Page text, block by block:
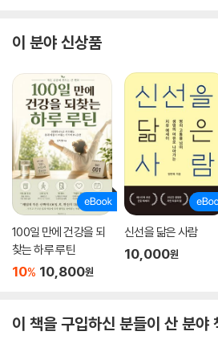
이 분야 신상품
100일 만에 건강을 되
찾는 하루 루틴
10% 10,800원
신선을 닮은 사람
10,000원
이 책을 구입하신 분들이 산 분야